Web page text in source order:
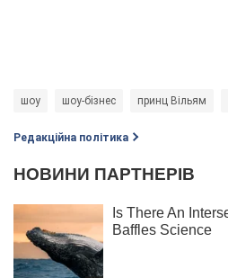
шоу шоу-бізнес принц Вільям
Редакційна політика